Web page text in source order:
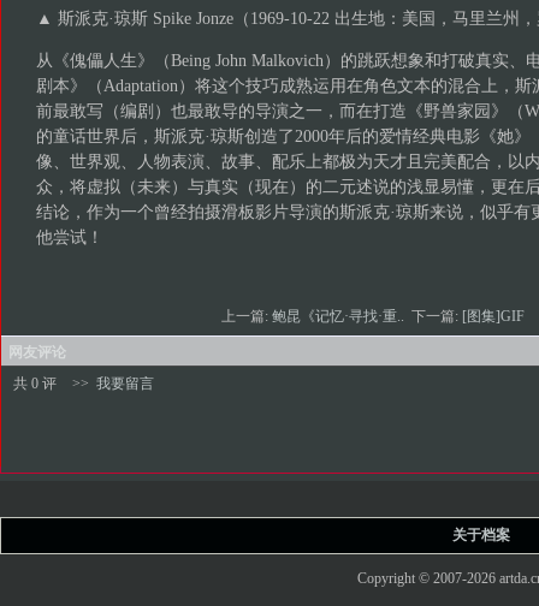
▲ 斯派克·琼斯 Spike Jonze（1969-10-22 出生地：美国，马里兰州
从《傀儡人生》（Being John Malkovich）的跳跃想象和打破真实、
剧本》（Adaptation）将这个技巧成熟运用在角色文本的混合上，斯
前最敢写（编剧）也最敢导的导演之一，而在打造《野兽家园》（
的童话世界后，斯派克·琼斯创造了2000年后的爱情经典电影《她》
像、世界观、人物表演、故事、配乐上都极为天才且完美配合，以
众，将虚拟（未来）与真实（现在）的二元述说的浅显易懂，更在
结论，作为一个曾经拍摄滑板影片导演的斯派克·琼斯来说，似乎有
他尝试！
上一篇:鲍昆《记忆·寻找·重.. 下一篇: [图集]GIF
网友评论
共 0 评
>> 我要留言
关于档案
Copyright © 2007-2026